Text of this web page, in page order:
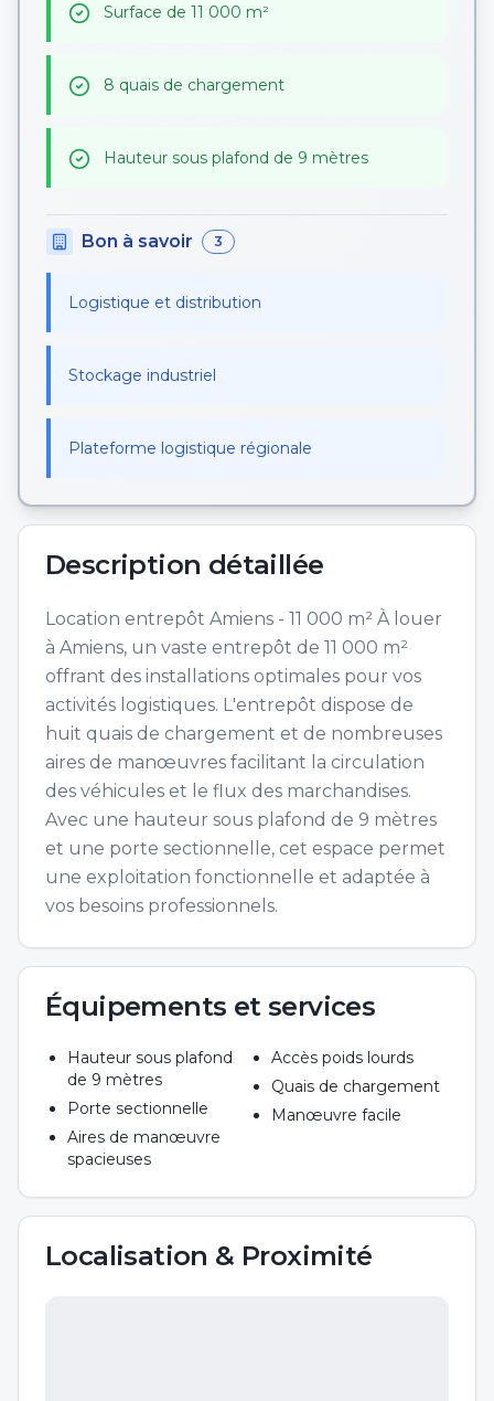
Surface de 11 000 m²
8 quais de chargement
Hauteur sous plafond de 9 mètres
Bon à savoir 3
Logistique et distribution
Stockage industriel
Plateforme logistique régionale
Description détaillée
Location entrepôt Amiens - 11 000 m² À louer
à Amiens, un vaste entrepôt de 11 000 m²
offrant des installations optimales pour vos
activités logistiques. L'entrepôt dispose de
huit quais de chargement et de nombreuses
aires de manœuvres facilitant la circulation
des véhicules et le flux des marchandises.
Avec une hauteur sous plafond de 9 mètres
et une porte sectionnelle, cet espace permet
une exploitation fonctionnelle et adaptée à
vos besoins professionnels.
Équipements et services
Hauteur sous plafond
de 9 mètres
Porte sectionnelle
Aires de manœuvre
spacieuses
Accès poids lourds
Quais de chargement
Manœuvre facile
Localisation & Proximité